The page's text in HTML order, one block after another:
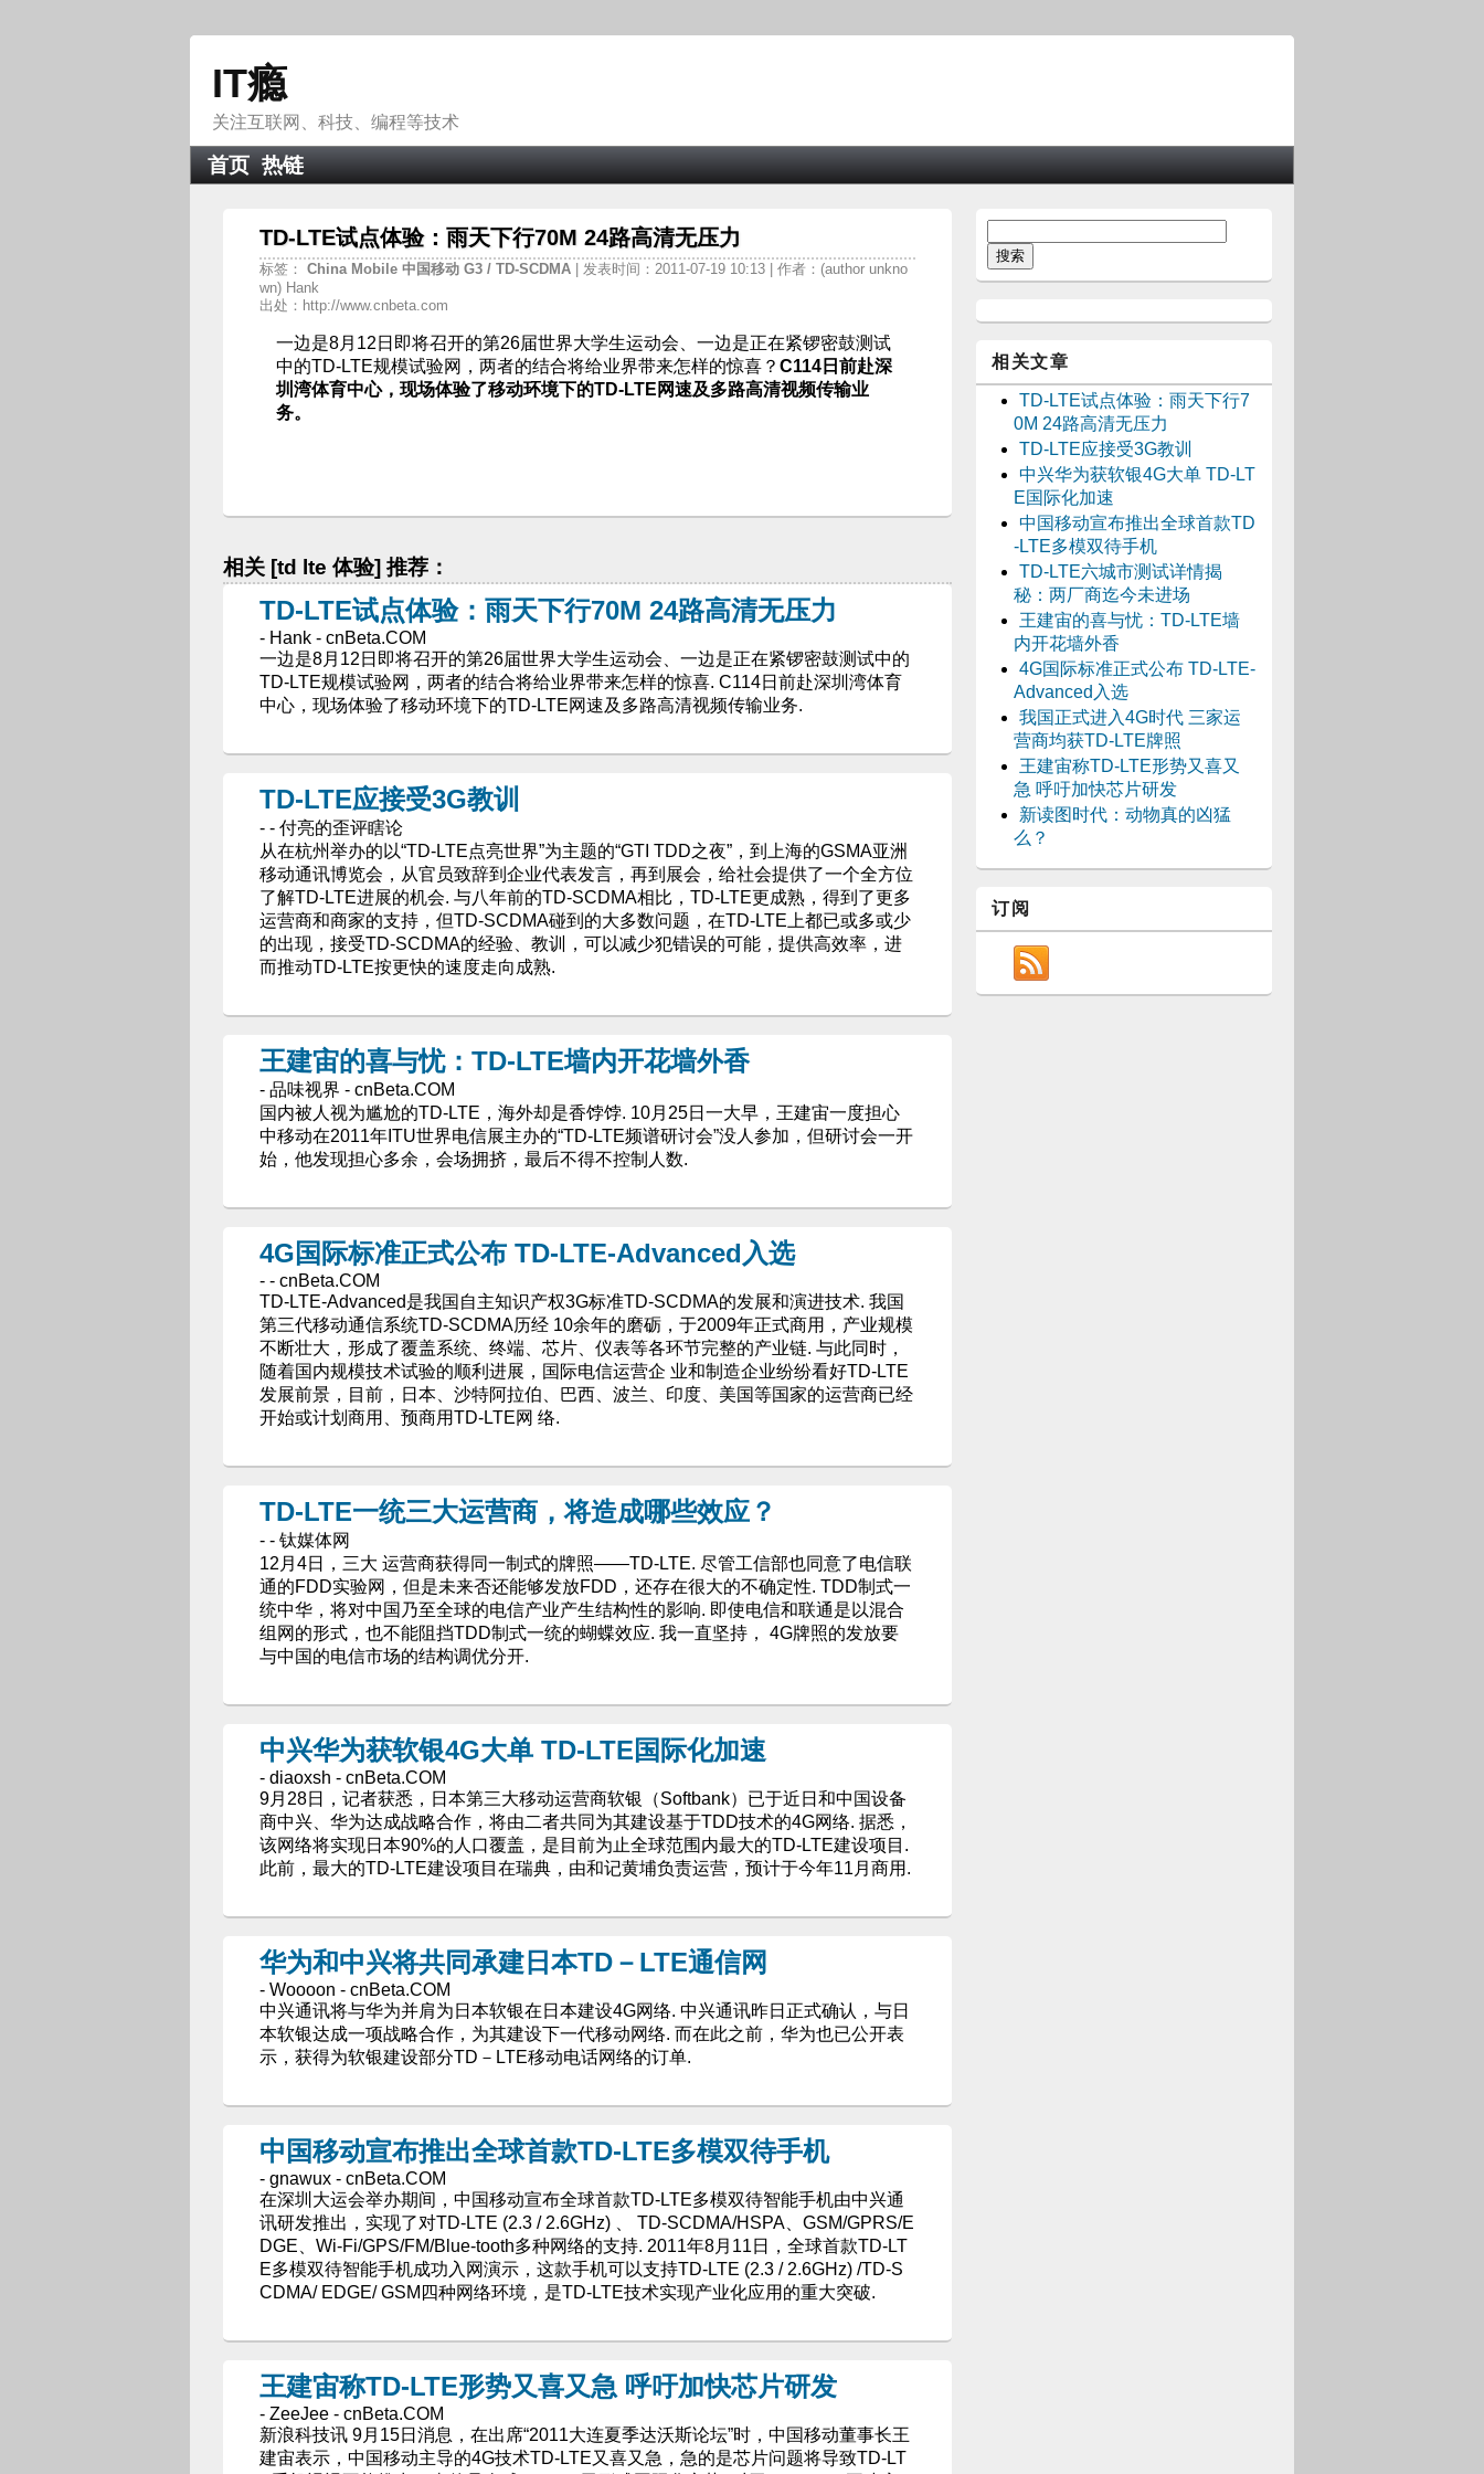
IT瘾
关注互联网、科技、编程等技术
首页 热链
TD-LTE试点体验：雨天下行70M 24路高清无压力
标签： China Mobile 中国移动 G3 / TD-SCDMA
| 发表时间：2011-07-19 10:13 | 作者：(author unkno
wn) Hank
出处：http://www.cnbeta.com
一边是8月12日即将召开的第26届世界大学生运动会、一边是正在紧锣密鼓测试
中的TD-LTE规模试验网，两者的结合将给业界带来怎样的惊喜？ C114日前赴深
圳湾体育中心，现场体验了移动环境下的TD-LTE网速及多路高清视频传输业
务。
相关 [td lte 体验] 推荐：
TD-LTE试点体验：雨天下行70M 24路高清无压力
- Hank - cnBeta.COM
一边是8月12日即将召开的第26届世界大学生运动会、一边是正在紧锣密鼓测试中的
TD-LTE规模试验网，两者的结合将给业界带来怎样的惊喜. C114日前赴深圳湾体育
中心，现场体验了移动环境下的TD-LTE网速及多路高清视频传输业务.
TD-LTE应接受3G教训
- - 付亮的歪评瞎论
从在杭州举办的以“TD-LTE点亮世界”为主题的“GTI TDD之夜”，到上海的GSMA亚洲
移动通讯博览会，从官员致辞到企业代表发言，再到展会，给社会提供了一个全方位
了解TD-LTE进展的机会. 与八年前的TD-SCDMA相比，TD-LTE更成熟，得到了更多
运营商和商家的支持，但TD-SCDMA碰到的大多数问题，在TD-LTE上都已或多或少
的出现，接受TD-SCDMA的经验、教训，可以减少犯错误的可能，提供高效率，进
而推动TD-LTE按更快的速度走向成熟.
王建宙的喜与忧：TD-LTE墙内开花墙外香
- 品味视界 - cnBeta.COM
国内被人视为尴尬的TD-LTE，海外却是香饽饽. 10月25日一大早，王建宙一度担心
中移动在2011年ITU世界电信展主办的“TD-LTE频谱研讨会”没人参加，但研讨会一开
始，他发现担心多余，会场拥挤，最后不得不控制人数.
4G国际标准正式公布 TD-LTE-Advanced入选
- - cnBeta.COM
TD-LTE-Advanced是我国自主知识产权3G标准TD-SCDMA的发展和演进技术. 我国
第三代移动通信系统TD-SCDMA历经 10余年的磨砺，于2009年正式商用，产业规模
不断壮大，形成了覆盖系统、终端、芯片、仪表等各环节完整的产业链. 与此同时，
随着国内规模技术试验的顺利进展，国际电信运营企 业和制造企业纷纷看好TD-LTE
发展前景，目前，日本、沙特阿拉伯、巴西、波兰、印度、美国等国家的运营商已经
开始或计划商用、预商用TD-LTE网 络.
TD-LTE一统三大运营商，将造成哪些效应？
- - 钛媒体网
12月4日，三大 运营商获得同一制式的牌照——TD-LTE. 尽管工信部也同意了电信联
通的FDD实验网，但是未来否还能够发放FDD，还存在很大的不确定性. TDD制式一
统中华，将对中国乃至全球的电信产业产生结构性的影响. 即使电信和联通是以混合
组网的形式，也不能阻挡TDD制式一统的蝴蝶效应. 我一直坚持， 4G牌照的发放要
与中国的电信市场的结构调优分开.
中兴华为获软银4G大单 TD-LTE国际化加速
- diaoxsh - cnBeta.COM
9月28日，记者获悉，日本第三大移动运营商软银（Softbank）已于近日和中国设备
商中兴、华为达成战略合作，将由二者共同为其建设基于TDD技术的4G网络. 据悉，
该网络将实现日本90%的人口覆盖，是目前为止全球范围内最大的TD-LTE建设项目.
此前，最大的TD-LTE建设项目在瑞典，由和记黄埔负责运营，预计于今年11月商用.
华为和中兴将共同承建日本TD－LTE通信网
- Woooon - cnBeta.COM
中兴通讯将与华为并肩为日本软银在日本建设4G网络. 中兴通讯昨日正式确认，与日
本软银达成一项战略合作，为其建设下一代移动网络. 而在此之前，华为也已公开表
示，获得为软银建设部分TD－LTE移动电话网络的订单.
中国移动宣布推出全球首款TD-LTE多模双待手机
- gnawux - cnBeta.COM
在深圳大运会举办期间，中国移动宣布全球首款TD-LTE多模双待智能手机由中兴通
讯研发推出，实现了对TD-LTE (2.3 / 2.6GHz) 、 TD-SCDMA/HSPA、GSM/GPRS/E
DGE、Wi-Fi/GPS/FM/Blue-tooth多种网络的支持. 2011年8月11日，全球首款TD-LT
E多模双待智能手机成功入网演示，这款手机可以支持TD-LTE (2.3 / 2.6GHz) /TD-S
CDMA/ EDGE/ GSM四种网络环境，是TD-LTE技术实现产业化应用的重大突破.
王建宙称TD-LTE形势又喜又急 呼吁加快芯片研发
- ZeeJee - cnBeta.COM
新浪科技讯 9月15日消息，在出席“2011大连夏季达沃斯论坛”时，中国移动董事长王
建宙表示，中国移动主导的4G技术TD-LTE又喜又急，急的是芯片问题将导致TD-LT
相关文章
TD-LTE试点体验：雨天下行7
0M 24路高清无压力
TD-LTE应接受3G教训
中兴华为获软银4G大单 TD-LT
E国际化加速
中国移动宣布推出全球首款TD
-LTE多模双待手机
TD-LTE六城市测试详情揭
秘：两厂商迄今未进场
王建宙的喜与忧：TD-LTE墙
内开花墙外香
4G国际标准正式公布 TD-LTE-
Advanced入选
我国正式进入4G时代 三家运
营商均获TD-LTE牌照
王建宙称TD-LTE形势又喜又
急 呼吁加快芯片研发
新读图时代：动物真的凶猛
么？
订阅